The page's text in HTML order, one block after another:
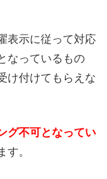
表示に従って対応
なっているもの
け付けてもらえな
グ不可となってい
す。